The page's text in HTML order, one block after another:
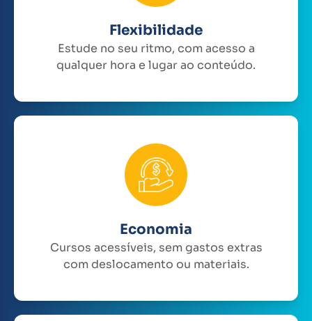
Flexibilidade
Estude no seu ritmo, com acesso a
qualquer hora e lugar ao conteúdo.
Economia
Cursos acessíveis, sem gastos extras
com deslocamento ou materiais.